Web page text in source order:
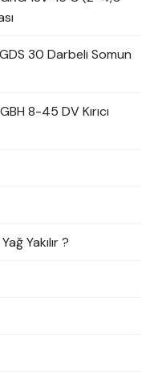
30 Darbeli Somun
8-45 DV Kırıcı
Yakılır ?